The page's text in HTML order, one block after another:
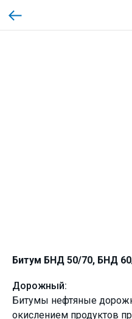
Битум БНД 50/70, БНД
Дорожный:
Битумы нефтяные
окислением продуктов